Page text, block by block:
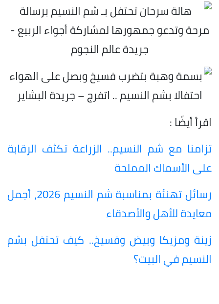
اقرأ أيضًا :
تزامنا مع شم النسيم.. الزراعة تكثف الرقابة
على الأسماك المملحة
رسائل تهنئة بمناسبة شم النسيم 2026، أجمل
معايدة للأهل والأصدقاء
زينة ومزيكا وبيض وفسيخ.. كيف تحتفل بشم
النسيم في البيت؟